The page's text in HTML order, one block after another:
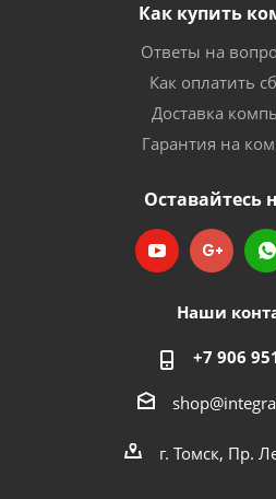
Как купить
Ответы на
Как оплатить
Доставка
Гарантия на
Оставайтесь
Наши
+7 906
г. Томск, Пр.